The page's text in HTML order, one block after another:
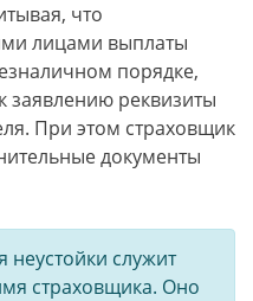
что
лицами выплаты
порядке,
заявлению реквизиты
При этом страховщик
документы
служит
страховщика. Оно